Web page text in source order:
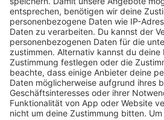
Der passende Abschluss
Ein gelungener Abend endet
Motivation noch hoch ist. Ein
unkompliziertes Kartenspiel
oft den idealen Ausklang einer